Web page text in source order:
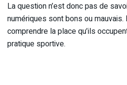
La question n’est donc pas de
numériques sont bons ou
comprendre la place qu’ils
pratique sportive.